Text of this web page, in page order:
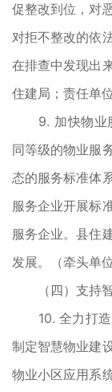
促整改到位，对
对拒不整改的依
在排查中发现出
住建局；责任单
9. 加快物业服
同等级的物业服
态的服务标准体
服务企业开展标
服务企业。县住
发展。（牵头单
（四）支持智
10. 全力打造
制定智慧物业建
物业小区应用系